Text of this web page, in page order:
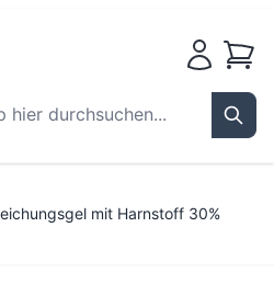
durchsuchen...
mit Harnstoff 30%